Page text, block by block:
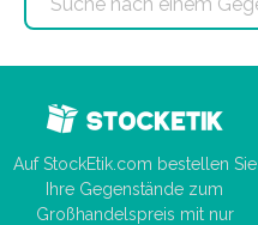
Auf StockEtik.com bestellen Sie
Ihre Gegenstände zum
Großhandelspreis mit nur